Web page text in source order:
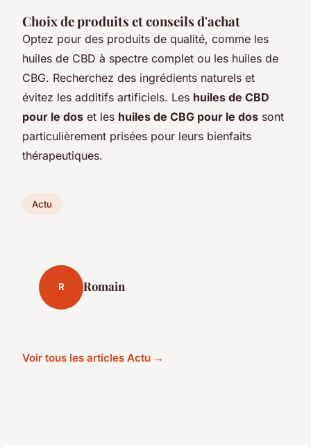
Choix de produits et conseils d'achat
Optez pour des produits de qualité, comme les
huiles de CBD à spectre complet ou les huiles de
CBG. Recherchez des ingrédients naturels et
évitez les additifs artificiels. Les huiles de CBD
pour le dos et les huiles de CBG pour le dos sont
particulièrement prisées pour leurs bienfaits
thérapeutiques.
Actu
R Romain
Voir tous les articles Actu →